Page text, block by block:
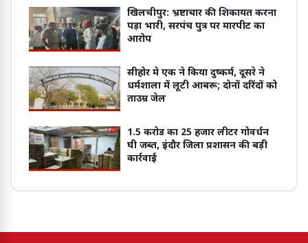
खिलचीपुर: भ्रष्टाचार की शिकायत करना
पड़ा भारी, सरपंच पुत्र पर मारपीट का
आरोप
सीहोर मे एक ने किया दुष्कर्म, दूसरे ने
धर्मशाला में लूटी आबरू; दोनों दरिंदों को
ताउम्र जेल
1.5 करोड का 25 हजार लीटर गोवर्धन
घी जब्त, इंदौर जिला प्रशासन की बड़ी
कार्रवाई